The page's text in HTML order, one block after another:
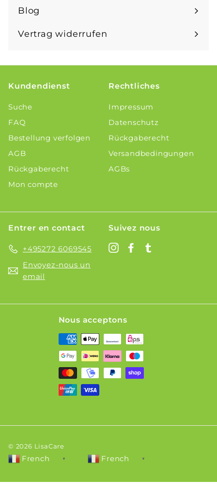
le
Blog
Vertrag widerrufen
Kundendienst
Suche
FAQ
Bestellung verfolgen
AGB
Rückgaberecht
Mon compte
Rechtliches
Impressum
Datenschutz
Rückgaberecht
Versandbedingungen
AGBs
Entrer en contact
+495272 6069545
Envoyez-nous un
email
Suivez nous
InstagramFacebook
Nous acceptons
© 2026 LisaCare
French ▼ French ▼